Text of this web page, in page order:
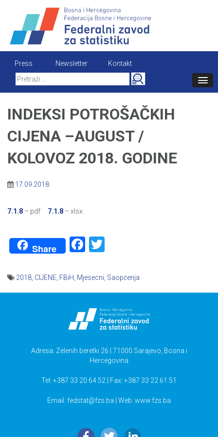
content
Press Newsletter
Kontakt
Search
for:
INDEKSI POTROŠAČKIH
CIJENA –AUGUST /
KOLOVOZ 2018. GODINE
17.09.2018
7.1.8 – pdf 7.1.8 – xlsx
Share Facebook
2018 CIJENE FBiH Mjesecni Saopćenja
Adresa: Zelenih beretki 26 | 71000 Sarajevo, Bosna i
Hercegovina
Tel: +387 33 20 64 52 | Fax: +387 33 22 61 51
Email: fedstat@fzs.ba | Web: www.fzs.ba